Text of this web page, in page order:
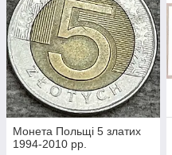
Монета Польщі 5 златих
1994-2010 рр.